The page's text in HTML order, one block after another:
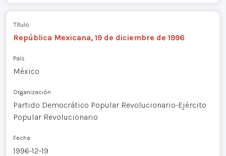
Título
República Mexicana, 19 de diciembre de 1996
País
México
Organización
Partido Democrático Popular Revolucionario-Ejército
Popular Revolucionario
Fecha
1996-12-19